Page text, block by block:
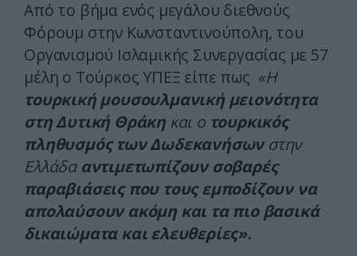
Από το βήμα ενός μεγάλου διεθνούς
Φόρουμ στην Κωνσταντινούπολη, του
Οργανισμού Ισλαμικής Συνεργασίας με 57
μέλη ο Τούρκος ΥΠΕΞ είπε πως «Η
τουρκική μουσουλμανική μειονότητα
στη Δυτική Θράκηκαι ο τουρκικός
πληθυσμός των Δωδεκανήσωνστην
Ελλάδα αντιμετωπίζουν σοβαρές
παραβιάσεις που τους εμποδίζουν να
απολαύσουν ακόμη και τα πιο βασικά
δικαιώματα και ελευθερίες».